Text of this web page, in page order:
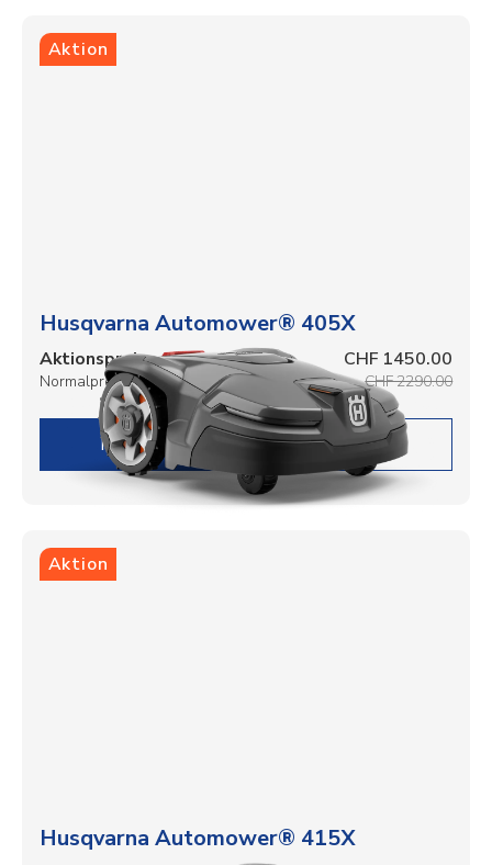
Aktion
Husqvarna Automower® 405X
Aktionspreis CHF 1450.00
Normalpreis CHF 2290.00
DETAILS
Aktion
Husqvarna Automower® 415X